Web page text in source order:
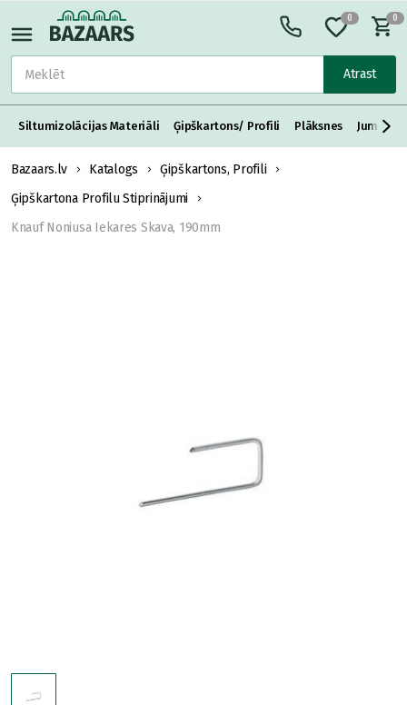
Atrast
0 0
Siltumizolācijas Materiāli Ģipškartons/ Profili Plāksnes Jumta
Bazaars.lv Katalogs
Ģipškartons, Profili
Ģipškartona Profilu Stiprinājumi
Knauf Noniusa Iekares Skava, 190mm